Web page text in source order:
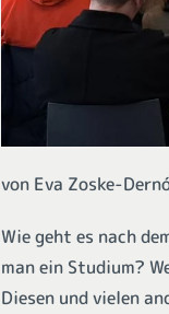
von Eva Zoske-
Wie geht es nach
man ein Studium?
Diesen und vielen